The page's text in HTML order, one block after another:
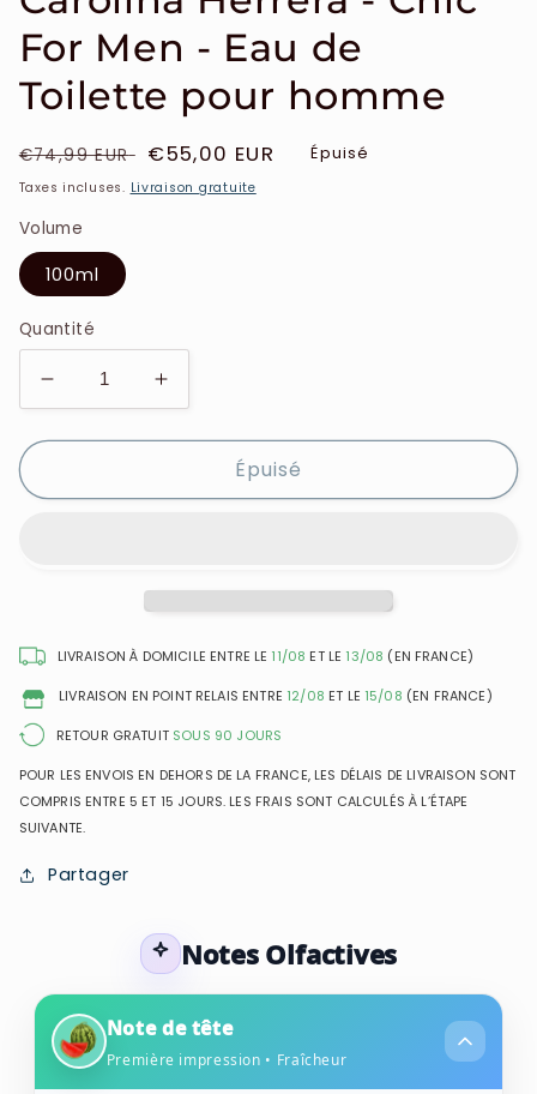
For Men - Eau de
Toilette pour homme
Prix
habituel
€74,99 EUR
Prix
soldé
€55,00 EUR Épuisé
Taxes incluses. Livraison gratuite
Volume
100ml
Quantité
Réduire
la
quantité
Carolina
-
de
Toilette
homme
Augmenter
la
quantité
Carolina
-
de
Toilette
homme
Épuisé
LIVRAISON À DOMICILE ENTRE LE 11/08 ET LE 13/08 (EN FRANCE)
LIVRAISON EN POINT RELAIS ENTRE 12/08 ET LE 15/08 (EN FRANCE)
RETOUR GRATUIT SOUS 90 JOURS
POUR LES ENVOIS EN DEHORS DE LA FRANCE, LES DÉLAIS DE LIVRAISON SONT
COMPRIS ENTRE 5 ET 15 JOURS. LES FRAIS SONT CALCULÉS À L’ÉTAPE
SUIVANTE.
Partager
Notes Olfactives
Note de tête
Première impression • Fraîcheur